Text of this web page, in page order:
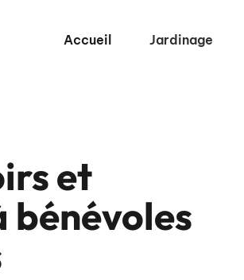
Accueil Jardinage
et
bénévoles